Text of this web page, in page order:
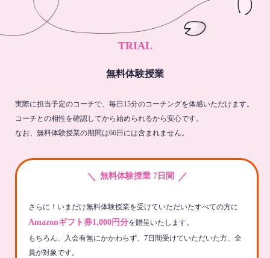
TRIAL
無料体験授業
実際に担当予定のコーチで、毎日15分のコーチングを体感いただけます。
コーチとの相性を確認してから始められるから安心です。
なお、無料体験授業の期間は66日には含まれません。
＼ 無料体験授業 7日間 ／
さらに！いまだけ無料体験授業を受けていただいたすべての方に
Amazonギフト券1,000円分を贈呈いたします。
もちろん、入会有無にかかわらず、7日間受けていただいた方、全
員が対象です。